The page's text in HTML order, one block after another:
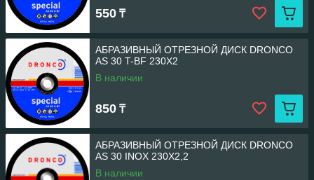
550 ₸
АБРАЗИВНЫЙ ОТРЕЗНОЙ ДИСК DRONCO
AS 30 T-BF 230X2
В наличии
850 ₸
АБРАЗИВНЫЙ ОТРЕЗНОЙ ДИСК DRONCO
AS 30 INOX 230X2,2
В наличии